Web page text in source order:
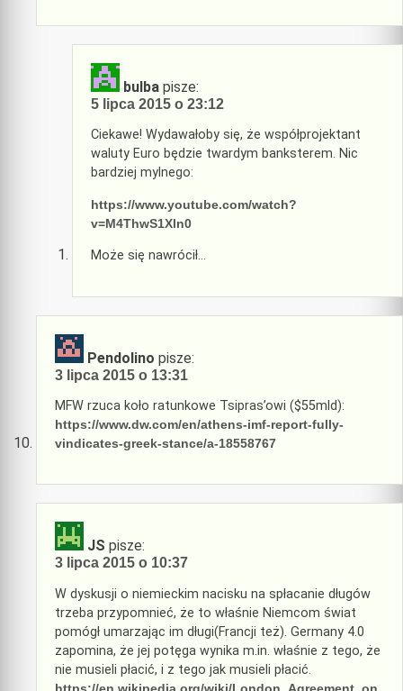
bulba pisze:
5 lipca 2015 o 23:12
Ciekawe! Wydawałoby się, że współprojektant
waluty Euro będzie twardym banksterem. Nic
bardziej mylnego:
https://www.youtube.com/watch?
v=M4ThwS1Xln0
Może się nawrócił…
Pendolino pisze:
3 lipca 2015 o 13:31
MFW rzuca koło ratunkowe Tsipras’owi ($55mld):
https://www.dw.com/en/athens-imf-report-fully-
vindicates-greek-stance/a-18558767
JS pisze:
3 lipca 2015 o 10:37
W dyskusji o niemieckim nacisku na spłacanie długów
trzeba przypomnieć, że to właśnie Niemcom świat
pomógł umarzając im długi(Francji też). Germany 4.0
zapomina, że jej potęga wynika m.in. właśnie z tego, że
nie musieli płacić, i z tego jak musieli płacić.
https://en.wikipedia.org/wiki/London_Agreement_on